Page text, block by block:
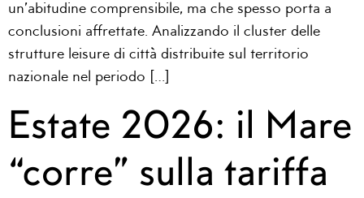
un’abitudine comprensibile, ma che spesso porta a
conclusioni affrettate. Analizzando il cluster delle
strutture leisure di città distribuite sul territorio
nazionale nel periodo […]
Estate 2026: il Mare
“corre” sulla tariffa